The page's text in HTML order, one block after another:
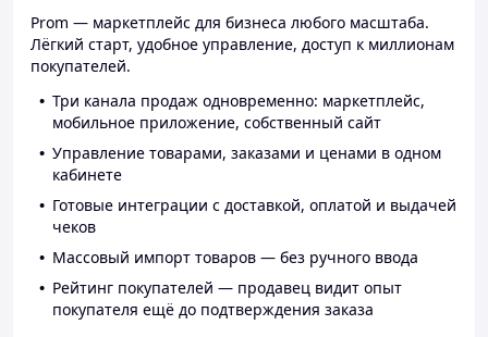
Prom — маркетплейс для бизнеса любого масштаба.
Лёгкий старт, удобное управление, доступ к миллионам
покупателей.
Три канала продаж одновременно: маркетплейс,
мобильное приложение, собственный сайт
Управление товарами, заказами и ценами в одном
кабинете
Готовые интеграции с доставкой, оплатой и выдачей
чеков
Массовый импорт товаров — без ручного ввода
Рейтинг покупателей — продавец видит опыт
покупателя ещё до подтверждения заказа